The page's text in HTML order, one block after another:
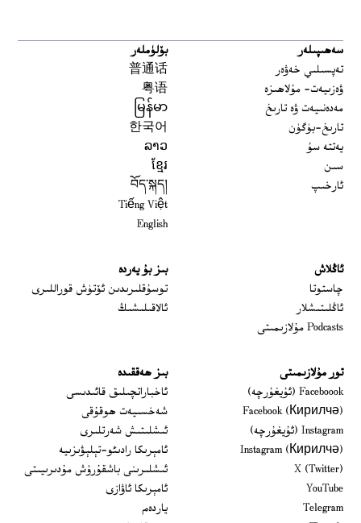
سەھىپىلەر
تەپسىلىي خەۋەر
ۋەزىيەت- مۇلاھىزە
مەدەنىيەت ۋە تارىخ
تارىخ-بۈگۈن
يەتتە سۇ
سىن
ئارخىپ
بۆلۈملەر
普通话
粤语
မြန်မာ
한국어
ລາວ
ខ្មែរ
བོད་སྐད།
Tiếng Việt
English
ئاڭلاش
چاستوتا
ئاڭلىتىشلار
Podcasts مۇلازىمىتى
بىز بۇ يەردە
توسۇقلىرىدىن ئۆتۈش قوراللىرى
ئالاقىلىشىڭ
تور مۇلازىمىتى
Faceboook (ئۇيغۇرچە)
Opens in new window
Facebook (Кирилчә)
Opens in new window
Instagram (ئۇيغۇرچە)
Opens in new window
Instagram (Кирилчә)
Opens in new window
X (Twitter)
YouTube
Telegram
بىز ھەققىدە
ئاخباراتچىلىق قائىدىسى
شەخسىيەت ھوقۇقى
ئىشلىتىش شەرتلىرى
ئامېرىكا رادىئو-تېلېۋىزىيە
ئىشلىرىنى باشقۇرۇش مۇدىرىيىتى
ئامېرىكا ئاۋازى
ياردەم